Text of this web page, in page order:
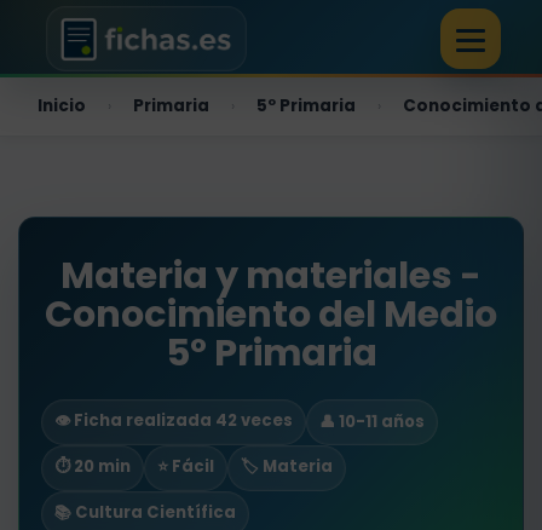
Inicio Primaria 5º Primaria Conocimiento
Materia y materiales -
Conocimiento del Medio
5º Primaria
👁️ Ficha realizada 42 veces
👤 10-11 años
⏱ 20 min
⭐ Fácil
🏷️ Materia
📚 Cultura Científica